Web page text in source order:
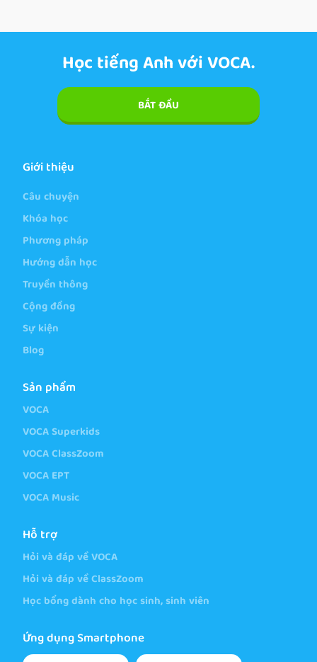
Học tiếng Anh với VOCA.
BẮT ĐẦU
Giới thiệu
Câu chuyện
Khóa học
Phương pháp
Hướng dẫn học
Truyền thông
Cộng đồng
Sự kiện
Blog
Sản phẩm
VOCA
VOCA Superkids
VOCA ClassZoom
VOCA EPT
VOCA Music
Hỗ trợ
Hỏi và đáp về VOCA
Hỏi và đáp về ClassZoom
Học bổng dành cho học sinh, sinh viên
Ứng dụng Smartphone